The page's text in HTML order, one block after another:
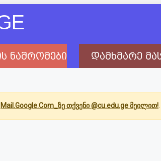
ნაშრომები დამხმარე
Mail.Google.Com_ზე თქვენი @cu.edu.ge მეილით!